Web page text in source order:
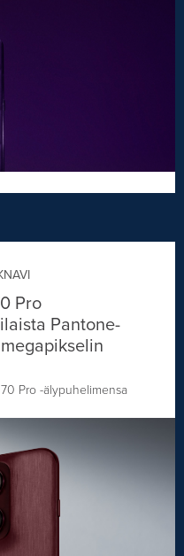
Pro
Pantone-
Pro -älypuhelimensa